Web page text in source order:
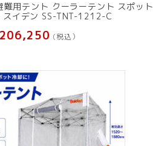
難用テント クーラーテント スポット
スイデン SS-TNT-1212-C
206,250 (税込）